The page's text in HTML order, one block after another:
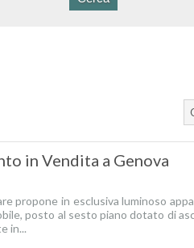
in Vendita a Genova
propone in esclusiva luminoso
posto al sesto piano dotato di
in...